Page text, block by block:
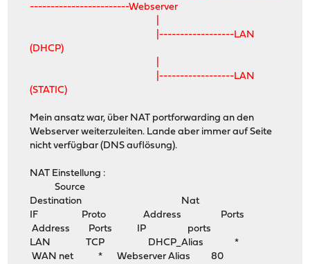
------------------------Webserver
|------------------LAN
(DHCP)
|------------------LAN
(STATIC)
Mein ansatz war, über NAT portforwarding an den
Webserver weiterzuleiten. Lande aber immer auf Seite
nicht verfügbar (DNS auflösung).
NAT Einstellung :
Source
Destination Nat
IF Proto Address Ports
Address Ports IP ports
LAN TCP DHCP_Alias *
WAN net * Webserver Alias 80